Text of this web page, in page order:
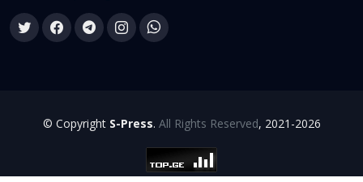
© Copyright S-Press. All Rights Reserved, 2021-2026